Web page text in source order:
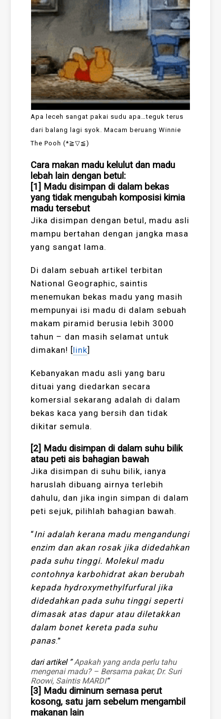
Apa leceh sangat pakai sudu apa…teguk terus
dari balang lagi syok. Macam beruang Winnie
The Pooh (*≧▽≦)
Cara makan madu kelulut dan madu
lebah lain dengan betul:
[1] Madu disimpan di dalam bekas
yang tidak mengubah komposisi kimia
madu tersebut
Jika disimpan dengan betul, madu asli
mampu bertahan dengan jangka masa
yang sangat lama.
Di dalam sebuah artikel terbitan
National Geographic, saintis
menemukan bekas madu yang masih
mempunyai isi madu di dalam sebuah
makam piramid berusia lebih 3000
tahun – dan masih selamat untuk
dimakan! [link]
Kebanyakan madu asli yang baru
dituai yang diedarkan secara
komersial sekarang adalah di dalam
bekas kaca yang bersih dan tidak
dikitar semula.
[2] Madu disimpan di dalam suhu bilik
atau peti ais bahagian bawah
Jika disimpan di suhu bilik, ianya
haruslah dibuang airnya terlebih
dahulu, dan jika ingin simpan di dalam
peti sejuk, pilihlah bahagian bawah.
“Ini adalah kerana madu mengandungi
enzim dan akan rosak jika didedahkan
pada suhu tinggi. Molekul madu
contohnya karbohidrat akan berubah
kepada hydroxymethylfurfural jika
didedahkan pada suhu tinggi seperti
dimasak atas dapur atau diletakkan
dalam bonet kereta pada suhu
panas.”
dari artikel ”Apakah yang anda perlu tahu
mengenai madu? – Bersama pakar, Dr. Suri
Roowi, Saintis MARDI“
[3] Madu diminum semasa perut
kosong, satu jam sebelum mengambil
makanan lain